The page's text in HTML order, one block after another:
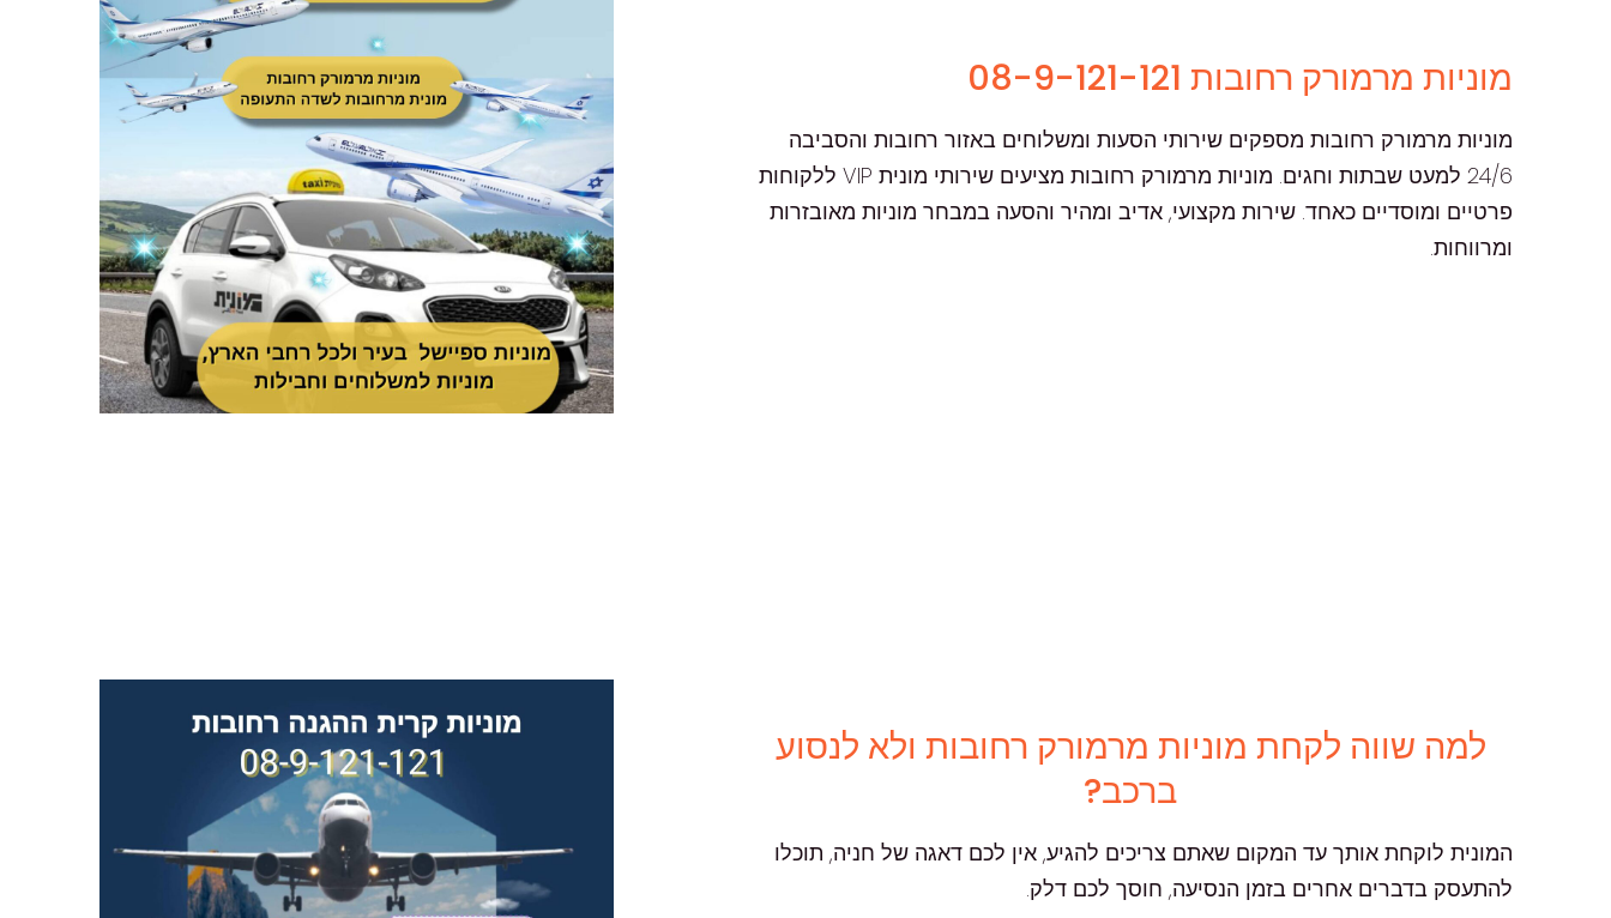
מוניות מרמורק רחובות 08-9-121-121
מוניות מרמורק רחובות מספקים שירותי הסעות ומשלוחים באזור רחובות והסביבה
24/6 למעט שבתות וחגים. מוניות מרמורק רחובות מציעים שירותי מונית VIP ללקוחות
פרטיים ומוסדיים כאחד. שירות מקצועי, אדיב ומהיר והסעה במבחר מוניות מאובזרות
ומרווחות.
למה שווה לקחת מוניות מרמורק רחובות ולא לנסוע
ברכב?
המונית לוקחת אותך עד המקום שאתם צריכים להגיע, אין לכם דאגה של חניה, תוכלו
להתעסק בדברים אחרים בזמן הנסיעה, חוסך לכם דלק.